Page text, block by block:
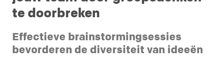
te doorbreken
Effectieve brainstormingsessies
bevorderen de diversiteit van ideeën